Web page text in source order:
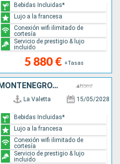
5 880 € +Tasas
Bebidas Incluidas*
Lujo a la francesa
Conexión wifi ilimitado de
cortesía
Servicio de prestigio & lujo
incluido
MALTA, ITALIA, GRECIA, MONTENEGRO, CROACIA, ESLOVENIA
La Valetta 15/05/2028
Bebidas Incluidas*
Lujo a la francesa
Conexión wifi ilimitado de
cortesía
Servicio de prestigio & lujo
incluido